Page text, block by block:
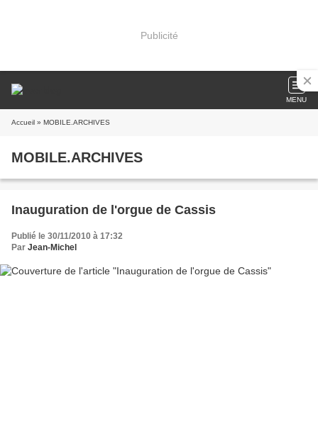
Publicité
MENU
Accueil » MOBILE.ARCHIVES
MOBILE.ARCHIVES
Inauguration de l'orgue de Cassis
Publié le 30/11/2010 à 17:32
Par Jean-Michel